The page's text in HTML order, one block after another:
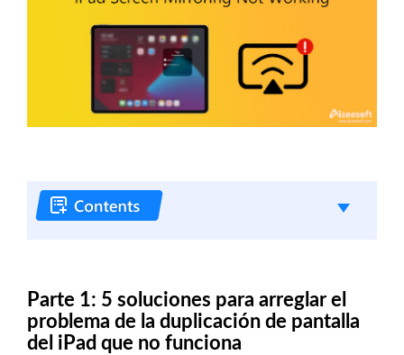
Parte 1: 5 soluciones para arreglar el
problema de la duplicación de pantalla
del iPad que no funciona